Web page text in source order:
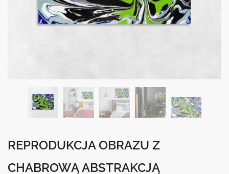
REPRODUKCJA OBRAZU Z
CHABROWĄ ABSTRAKCJĄ